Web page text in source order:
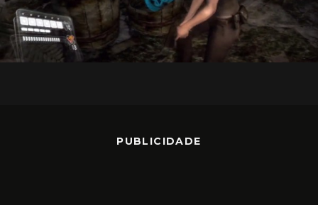
PUBLICIDADE